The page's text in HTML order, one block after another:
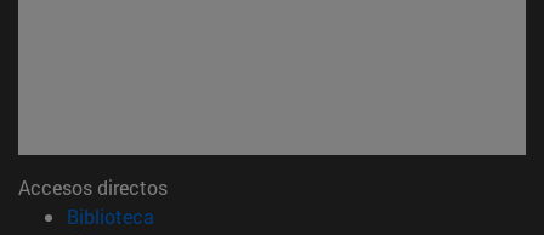
Accesos directos
Biblioteca